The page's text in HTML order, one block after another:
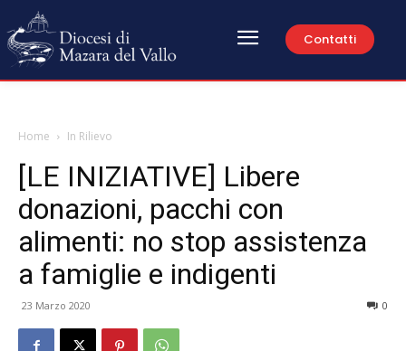
Contatti
Home In Rilievo
[LE INIZIATIVE] Libere
donazioni, pacchi con
alimenti: no stop assistenza
a famiglie e indigenti
23 Marzo 2020 0